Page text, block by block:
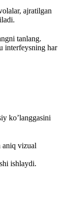
ajratilgan
tanlang.
interfeysning har
ko’langgasini
aniq vizual
ishlaydi.